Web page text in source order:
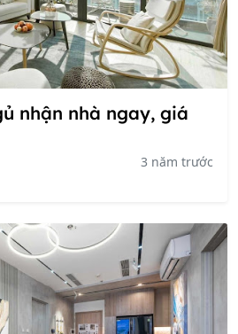
nhận nhà ngay, giá
3 năm trước